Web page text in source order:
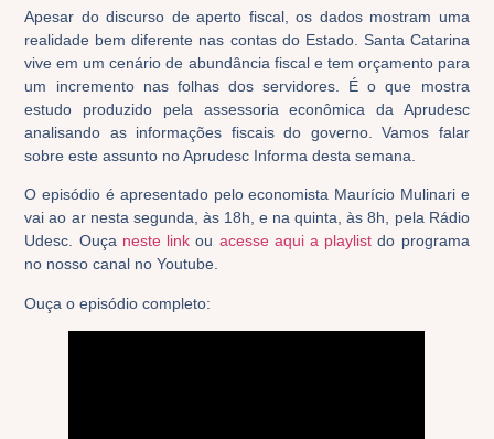
Apesar do discurso de aperto fiscal, os dados mostram uma
realidade bem diferente nas contas do Estado. Santa Catarina
vive em um cenário de abundância fiscal e tem orçamento para
um incremento nas folhas dos servidores. É o que mostra
estudo produzido pela assessoria econômica da Aprudesc
analisando as informações fiscais do governo. Vamos falar
sobre este assunto no Aprudesc Informa desta semana.
O episódio é apresentado pelo economista Maurício Mulinari e
vai ao ar nesta segunda, às 18h, e na quinta, às 8h, pela Rádio
Udesc. Ouça neste link ou acesse aqui a playlistdo programa
no nosso canal no Youtube.
Ouça o episódio completo: